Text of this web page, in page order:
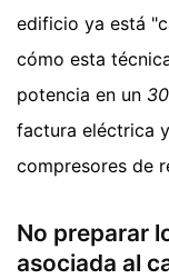
edificio ya está
cómo esta
potencia en un
factura eléctrica
compresores de
No preparar
asociada al